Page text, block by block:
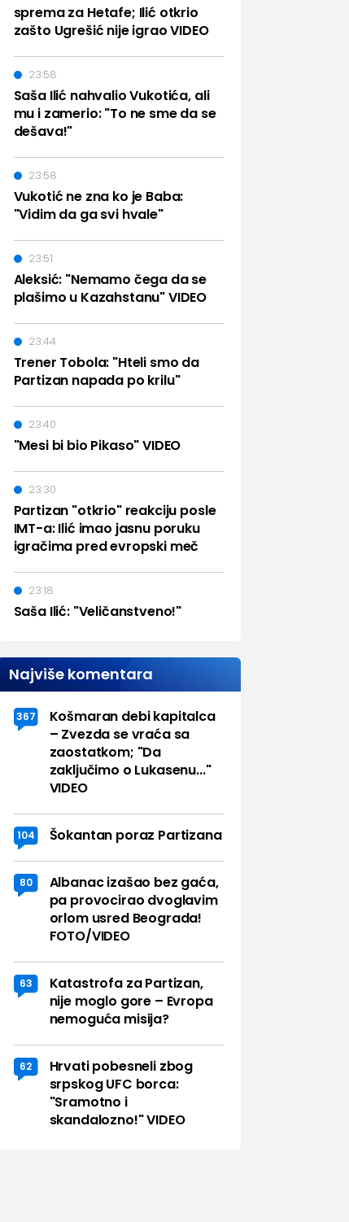
sprema za Hetafe; Ilić otkrio
zašto Ugrešić nije igrao VIDEO
Saša Ilić nahvalio Vukotića, ali
mu i zamerio: "To ne sme da se
dešava!"
23:58
Vukotić ne zna ko je Baba:
"Vidim da ga svi hvale"
23:58
Aleksić: "Nemamo čega da se
plašimo u Kazahstanu" VIDEO
23:51
Trener Tobola: "Hteli smo da
Partizan napada po krilu"
23:44
"Mesi bi bio Pikaso" VIDEO
23:40
Partizan "otkrio" reakciju posle
IMT-a: Ilić imao jasnu poruku
igračima pred evropski meč
23:30
Saša Ilić: "Veličanstveno!"
23:18
Najviše komentara
367
Košmaran debi kapitalca
– Zvezda se vraća sa
zaostatkom; "Da
zaključimo o Lukasenu..."
VIDEO
104 Šokantan poraz Partizana
80
Albanac izašao bez gaća,
pa provocirao dvoglavim
orlom usred Beograda!
FOTO/VIDEO
63
Katastrofa za Partizan,
nije moglo gore – Evropa
nemoguća misija?
62
Hrvati pobesneli zbog
srpskog UFC borca:
"Sramotno i
skandalozno!" VIDEO